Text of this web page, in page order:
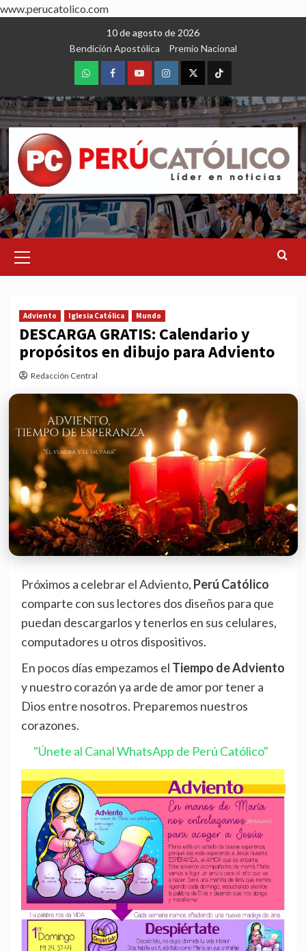
www.perucatolico.com
10 de agosto de 2026
Bendición Apostólica
Premio Nacional
WhatsAppFacebookYoutubeInstagram
X TikTok
Menu
Adviento Iglesia Católica Mundo
DESCARGA GRATIS: Calendario y
propósitos en dibujo para Adviento
Redacción Central
Próximos a celebrar el Adviento, Perú Católico
comparte con sus lectores dos diseños para que
puedan descargarlos y tenerlos en sus celulares,
computadores u otros dispositivos.
En pocos días empezamos el Tiempo de Adviento
y nuestro corazón ya arde de amor por tener a
Dios entre nosotros. Preparemos nuestros
corazones.
"Únete al Canal WhatsApp de Perú Católico"